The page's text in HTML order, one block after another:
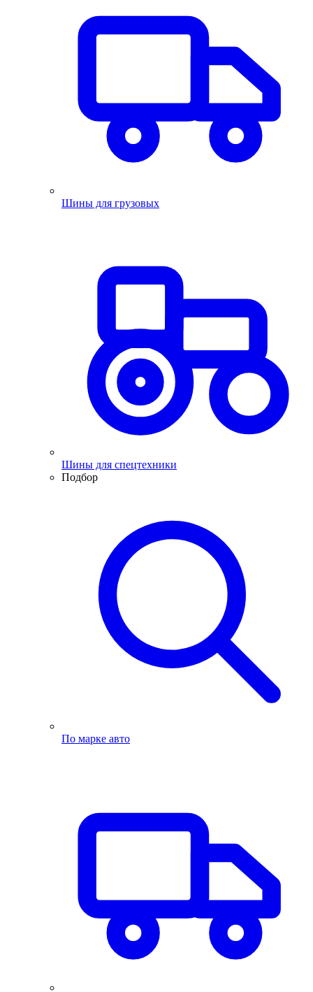
Шины для грузовых
Шины для спецтехники
Подбор
По марке авто